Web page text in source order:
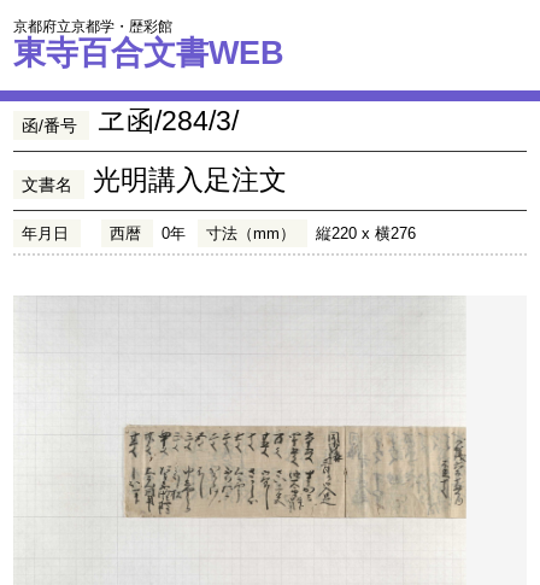
京都府立京都学・歴彩館
東寺百合文書WEB
函/番号 ヱ函/284/3/
文書名 光明講入足注文
年月日 西暦 0年 寸法（mm） 縦220 x 横276